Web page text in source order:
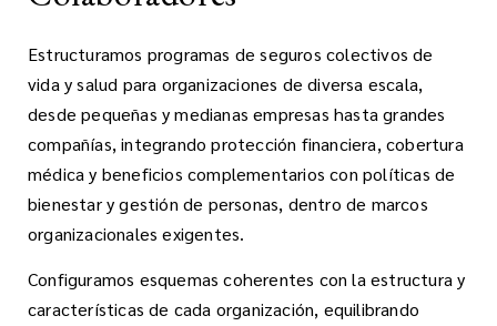
Estructuramos programas de seguros colectivos de
vida y salud para organizaciones de diversa escala,
desde pequeñas y medianas empresas hasta grandes
compañías, integrando protección financiera, cobertura
médica y beneficios complementarios con políticas de
bienestar y gestión de personas, dentro de marcos
organizacionales exigentes.
Configuramos esquemas coherentes con la estructura y
características de cada organización, equilibrando